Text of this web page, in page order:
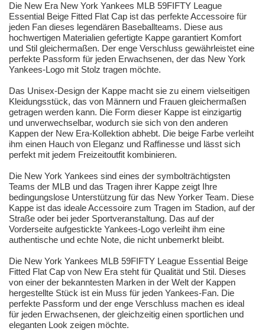
Die New Era New York Yankees MLB 59FIFTY League
Essential Beige Fitted Flat Cap ist das perfekte Accessoire für
jeden Fan dieses legendären Baseballteams. Diese aus
hochwertigen Materialien gefertigte Kappe garantiert Komfort
und Stil gleichermaßen. Der enge Verschluss gewährleistet eine
perfekte Passform für jeden Erwachsenen, der das New York
Yankees-Logo mit Stolz tragen möchte.
Das Unisex-Design der Kappe macht sie zu einem vielseitigen
Kleidungsstück, das von Männern und Frauen gleichermaßen
getragen werden kann. Die Form dieser Kappe ist einzigartig
und unverwechselbar, wodurch sie sich von den anderen
Kappen der New Era-Kollektion abhebt. Die beige Farbe verleiht
ihm einen Hauch von Eleganz und Raffinesse und lässt sich
perfekt mit jedem Freizeitoutfit kombinieren.
Die New York Yankees sind eines der symbolträchtigsten
Teams der MLB und das Tragen ihrer Kappe zeigt Ihre
bedingungslose Unterstützung für das New Yorker Team. Diese
Kappe ist das ideale Accessoire zum Tragen im Stadion, auf der
Straße oder bei jeder Sportveranstaltung. Das auf der
Vorderseite aufgestickte Yankees-Logo verleiht ihm eine
authentische und echte Note, die nicht unbemerkt bleibt.
Die New York Yankees MLB 59FIFTY League Essential Beige
Fitted Flat Cap von New Era steht für Qualität und Stil. Dieses
von einer der bekanntesten Marken in der Welt der Kappen
hergestellte Stück ist ein Muss für jeden Yankees-Fan. Die
perfekte Passform und der enge Verschluss machen es ideal
für jeden Erwachsenen, der gleichzeitig einen sportlichen und
eleganten Look zeigen möchte.